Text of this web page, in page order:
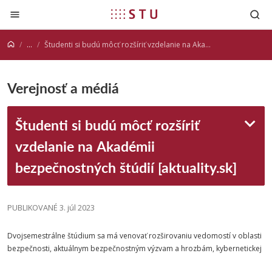
Prejsť na obsah
... Študenti si budú môcť rozšíriť vzdelanie na Akadémii bezpečnostných štúdií [aktuality.sk]
Verejnosť a médiá
Študenti si budú môcť rozšíriť
vzdelanie na Akadémii
bezpečnostných štúdií [aktuality.sk]
PUBLIKOVANÉ 3. júl 2023
Dvojsemestrálne štúdium sa má venovať rozširovaniu vedomostí v oblasti
bezpečnosti, aktuálnym bezpečnostným výzvam a hrozbám, kybernetickej